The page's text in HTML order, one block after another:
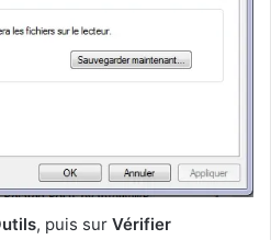
, puis sur Vérifier